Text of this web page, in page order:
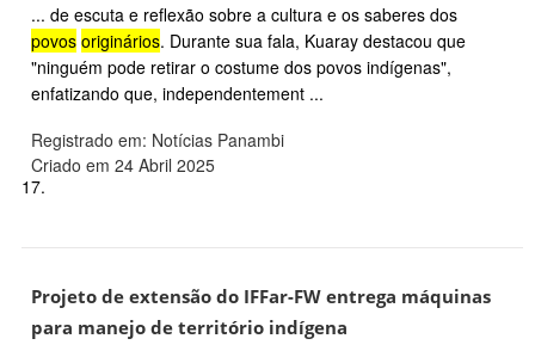
... de escuta e reflexão sobre a cultura e os saberes dos
povos originários. Durante sua fala, Kuaray destacou que
"ninguém pode retirar o costume dos povos indígenas",
enfatizando que, independentement ...
Registrado em: Notícias Panambi
Criado em 24 Abril 2025
17.
Projeto de extensão do IFFar-FW entrega máquinas
para manejo de território indígena